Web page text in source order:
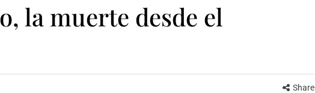
la muerte desde el
Share